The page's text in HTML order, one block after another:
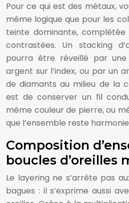
Pour ce qui est des métaux,
même logique que pour les
teinte dominante, complétée
contrastées. Un stacking
pourra être réveillé par
argent sur l’index, ou par un
de diamants au milieu de la
est de conserver un fil
même couleur de pierre, ou
que l’ensemble reste
Composition
boucles d’oreilles
Le layering ne s’arrête pas
bagues : il s’exprime aussi